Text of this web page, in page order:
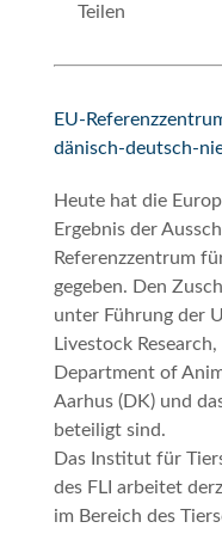
Teilen
EU-
dänisch-deutsch-
Heute hat die
Ergebnis der
Referenzzentrum
gegeben. Den
unter Führung der
Livestock
Department of
Aarhus (DK) und
beteiligt sind.
Das Institut für
des FLI arbeitet
im Bereich des